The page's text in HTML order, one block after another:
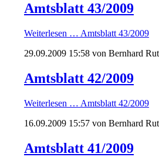
Amtsblatt 43/2009
Weiterlesen … Amtsblatt 43/2009
29.09.2009 15:58 von Bernhard
Amtsblatt 42/2009
Weiterlesen … Amtsblatt 42/2009
16.09.2009 15:57 von Bernhard
Amtsblatt 41/2009